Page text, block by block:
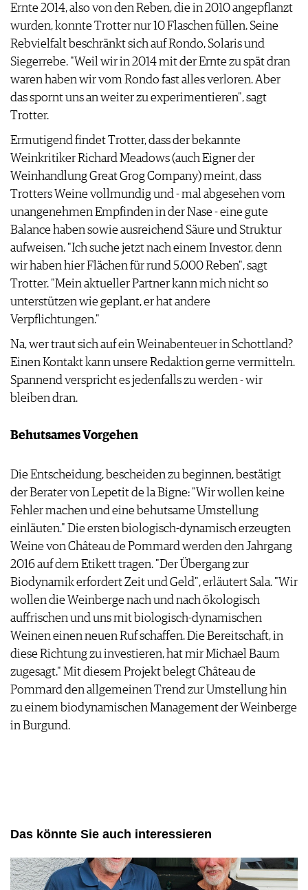
Ernte 2014, also von den Reben, die in 2010 angepflanzt
wurden, konnte Trotter nur 10 Flaschen füllen. Seine
Rebvielfalt beschränkt sich auf Rondo, Solaris und
Siegerrebe. "Weil wir in 2014 mit der Ernte zu spät dran
waren haben wir vom Rondo fast alles verloren. Aber
das spornt uns an weiter zu experimentieren", sagt
Trotter.
Ermutigend findet Trotter, dass der bekannte
Weinkritiker Richard Meadows (auch Eigner der
Weinhandlung Great Grog Company) meint, dass
Trotters Weine vollmundig und - mal abgesehen vom
unangenehmen Empfinden in der Nase - eine gute
Balance haben sowie ausreichend Säure und Struktur
aufweisen. "Ich suche jetzt nach einem Investor, denn
wir haben hier Flächen für rund 5.000 Reben", sagt
Trotter. "Mein aktueller Partner kann mich nicht so
unterstützen wie geplant, er hat andere
Verpflichtungen."
Na, wer traut sich auf ein Weinabenteuer in Schottland?
Einen Kontakt kann unsere Redaktion gerne vermitteln.
Spannend verspricht es jedenfalls zu werden - wir
bleiben dran.
Behutsames Vorgehen
Die Entscheidung, bescheiden zu beginnen, bestätigt
der Berater von Lepetit de la Bigne: "Wir wollen keine
Fehler machen und eine behutsame Umstellung
einläuten." Die ersten biologisch-dynamisch erzeugten
Weine von Château de Pommard werden den Jahrgang
2016 auf dem Etikett tragen. "Der Übergang zur
Biodynamik erfordert Zeit und Geld", erläutert Sala. "Wir
wollen die Weinberge nach und nach ökologisch
auffrischen und uns mit biologisch-dynamischen
Weinen einen neuen Ruf schaffen. Die Bereitschaft, in
diese Richtung zu investieren, hat mir Michael Baum
zugesagt." Mit diesem Projekt belegt Château de
Pommard den allgemeinen Trend zur Umstellung hin
zu einem biodynamischen Management der Weinberge
in Burgund.
Das könnte Sie auch interessieren